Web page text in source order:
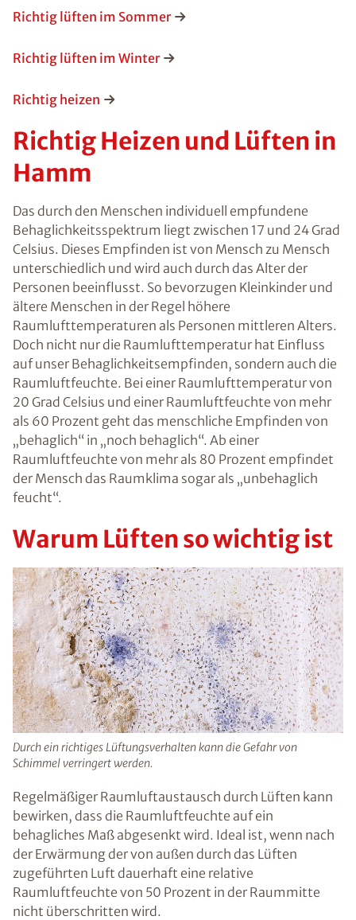
Richtig lüften im Sommer
Richtig lüften im Winter
Richtig heizen
Richtig Heizen und Lüften in
Hamm
Das durch den Menschen individuell empfundene
Behaglichkeitsspektrum liegt zwischen 17 und 24 Grad
Celsius. Dieses Empfinden ist von Mensch zu Mensch
unterschiedlich und wird auch durch das Alter der
Personen beeinflusst. So bevorzugen Kleinkinder und
ältere Menschen in der Regel höhere
Raumlufttemperaturen als Personen mittleren Alters.
Doch nicht nur die Raumlufttemperatur hat Einfluss
auf unser Behaglichkeitsempfinden, sondern auch die
Raumluftfeuchte. Bei einer Raumlufttemperatur von
20 Grad Celsius und einer Raumluftfeuchte von mehr
als 60 Prozent geht das menschliche Empfinden von
„behaglich“ in „noch behaglich“. Ab einer
Raumluftfeuchte von mehr als 80 Prozent empfindet
der Mensch das Raumklima sogar als „unbehaglich
feucht“.
Warum Lüften so wichtig ist
Durch ein richtiges Lüftungsverhalten kann die Gefahr von
Schimmel verringert werden.
Regelmäßiger Raumluftaustausch durch Lüften kann
bewirken, dass die Raumluftfeuchte auf ein
behagliches Maß abgesenkt wird. Ideal ist, wenn nach
der Erwärmung der von außen durch das Lüften
zugeführten Luft dauerhaft eine relative
Raumluftfeuchte von 50 Prozent in der Raummitte
nicht überschritten wird.